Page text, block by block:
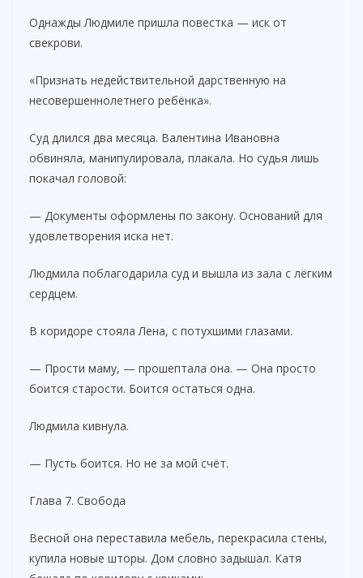
Однажды Людмиле пришла повестка — иск от
свекрови.
«Признать недействительной дарственную на
несовершеннолетнего ребёнка».
Суд длился два месяца. Валентина Ивановна
обвиняла, манипулировала, плакала. Но судья лишь
покачал головой:
— Документы оформлены по закону. Оснований для
удовлетворения иска нет.
Людмила поблагодарила суд и вышла из зала с лёгким
сердцем.
В коридоре стояла Лена, с потухшими глазами.
— Прости маму, — прошептала она. — Она просто
боится старости. Боится остаться одна.
Людмила кивнула.
— Пусть боится. Но не за мой счёт.
Глава 7. Свобода
Весной она переставила мебель, перекрасила стены,
купила новые шторы. Дом словно задышал. Катя